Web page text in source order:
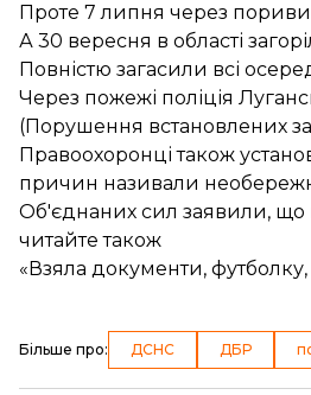
Проте 7 липня через пориви
А 30 вересня в області
Повністю загасили всі
Через пожежі поліція
(Порушення встановлених
Правоохоронці також
причин називали
Об'єднаних сил заявили, що
читайте також
«Взяла документи,
Більше про: ДСНС ДБР